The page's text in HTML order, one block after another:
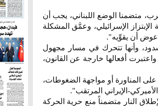
متضمنا الوضع اللبناني، يجب أن
الإسرائيلي، وعمَّق المشكلة
عوض أن يقوِّيه".
وأنها تتحرك في مسار مجهول
أفعالها خارجة عن القانون،
المناورة أو مواجهة الضغوطات،
الإيراني المرتقب".
النار متضمناً منع حرية الحركة